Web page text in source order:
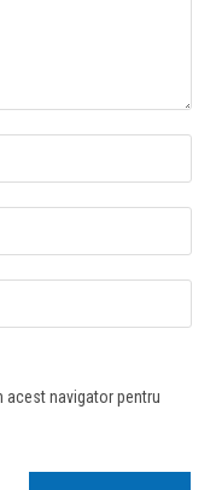
acest navigator pentru